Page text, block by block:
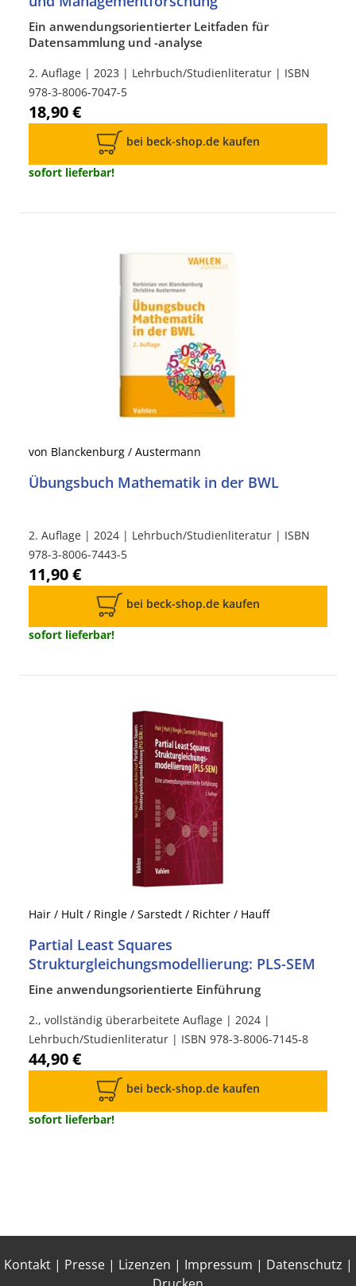
Ein anwendungsorientierter Leitfaden für
Datensammlung und -analyse
2. Auflage | 2023 | Lehrbuch/Studienliteratur | ISBN
978-3-8006-7047-5
18,90 €
bei beck-shop.de kaufen
sofort lieferbar!
von Blanckenburg / Austermann
Übungsbuch Mathematik in der BWL
2. Auflage | 2024 | Lehrbuch/Studienliteratur | ISBN
978-3-8006-7443-5
11,90 €
bei beck-shop.de kaufen
sofort lieferbar!
Hair / Hult / Ringle / Sarstedt / Richter / Hauff
Partial Least Squares
Strukturgleichungsmodellierung: PLS-SEM
Eine anwendungsorientierte Einführung
2., vollständig überarbeitete Auflage | 2024 |
Lehrbuch/Studienliteratur | ISBN 978-3-8006-7145-8
44,90 €
bei beck-shop.de kaufen
sofort lieferbar!
Kontakt | Presse | Lizenzen | Impressum | Datenschutz |